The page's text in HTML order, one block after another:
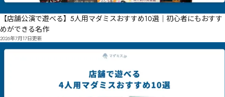
【店舗公演で遊べる】5人用マダミスおすすめ10選｜初心者にもおすす
めができる名作
2026年7月17日更新